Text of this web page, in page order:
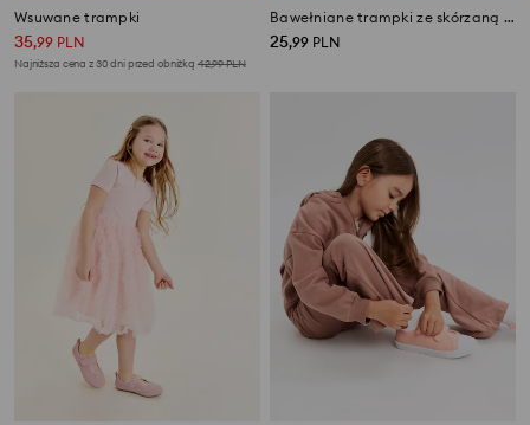
Wsuwane trampki
35,99 PLN
Najniższa cena z 30 dni przed obniżką 42,99PLN
Bawełniane trampki ze skórzaną wkładką
25,99 PLN